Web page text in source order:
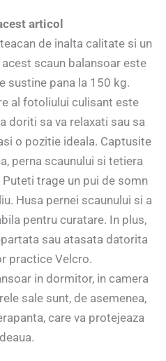
articol
de inalta calitate si un
scaun balansoar este
sustine pana la 150 kg.
al fotoliului culisant este
doriti sa va relaxati sau sa
o pozitie ideala. Captusite
perna scaunului si tetiera
trage un pui de somn
Husa pernei scaunului si a
pentru curatare. In plus,
sau atasata datorita
practice Velcro.
in dormitor, in camera
sale sunt, de asemenea,
care va protejeaza